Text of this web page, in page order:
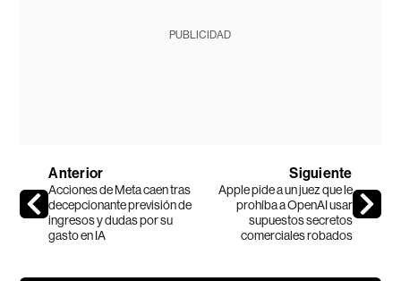
PUBLICIDAD
Anterior
Acciones de Meta caen tras
decepcionante previsión de
ingresos y dudas por su
gasto en IA
Siguiente
Apple pide a un juez que le
prohíba a OpenAI usar
supuestos secretos
comerciales robados